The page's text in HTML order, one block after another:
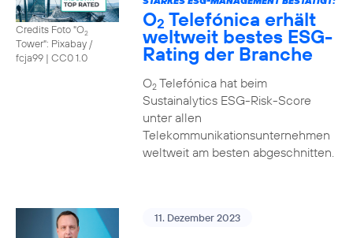
Credits Foto "O2
Tower": Pixabay /
fcja99 | CC0 1.0
O2 Telefónica erhält
weltweit bestes ESG-
Rating der Branche
O2Telefónica hat beim
Sustainalytics ESG-Risk-Score
unter allen
Telekommunikationsunternehmen
weltweit am besten abgeschnitten.
11. Dezember 2023